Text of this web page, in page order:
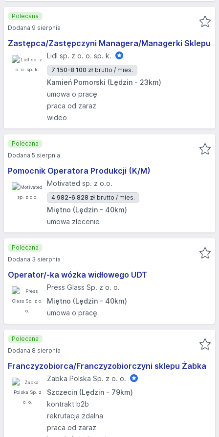
Zastępca/Zastępczyni Managera/Managerki Sklepu
Lidl sp. z o. o. sp. k.
7 150-8 100 zł brutto / mies.
Kamień Pomorski (Lędzin - 23km)
umowa o pracę
praca od zaraz
wideo
Polecana
Dodana 9 sierpnia
Pomocnik Operatora Produkcji (K/M)
Motivated sp. z o.o.
4 982-6 828 zł brutto / mies.
Miętno (Lędzin - 40km)
umowa zlecenie
Polecana
Dodana 5 sierpnia
Operator/-ka wózka widłowego UDT
Press Glass Sp. z o. o.
Miętno (Lędzin - 40km)
umowa o pracę
Polecana
Dodana 3 sierpnia
Franczyzobiorca/Franczyzobiorczyni sklepu Żabka
Żabka Polska Sp. z o. o.
Szczecin (Lędzin - 79km)
kontrakt b2b
rekrutacja zdalna
praca od zaraz
Polecana
Dodana 8 sierpnia